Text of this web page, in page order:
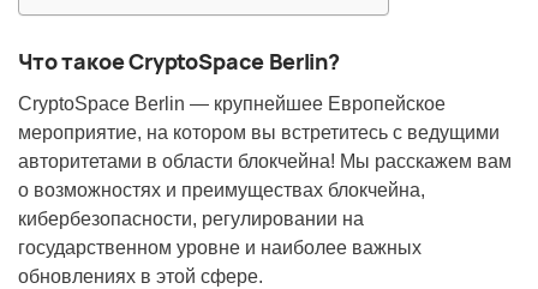
Что такое CryptoSpace Berlin?
CryptoSpace Berlin — крупнейшее Европейское
мероприятие, на котором вы встретитесь с ведущими
авторитетами в области блокчейна! Мы расскажем вам
о возможностях и преимуществах блокчейна,
кибербезопасности, регулировании на
государственном уровне и наиболее важных
обновлениях в этой сфере.